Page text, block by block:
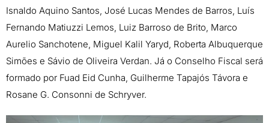
Isnaldo Aquino Santos, José Lucas Mendes de Barros, Luís
Fernando Matiuzzi Lemos, Luiz Barroso de Brito, Marco
Aurelio Sanchotene, Miguel Kalil Yaryd, Roberta Albuquerque
Simões e Sávio de Oliveira Verdan. Já o Conselho Fiscal será
formado por Fuad Eid Cunha, Guilherme Tapajós Távora e
Rosane G. Consonni de Schryver.